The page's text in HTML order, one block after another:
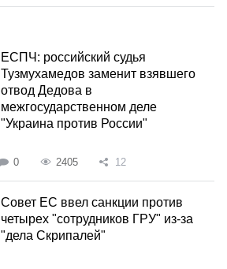
ЕСПЧ: российский судья
Тузмухамедов заменит взявшего
отвод Дедова в
межгосударственном деле
"Украина против России"
0 2405 12
Совет ЕС ввел санкции против
четырех "сотрудников ГРУ" из-за
"дела Скрипалей"